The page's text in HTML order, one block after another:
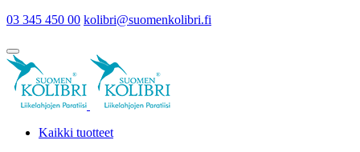
03 345 450 00 kolibri@suomenkolibri.fi
Kaikki tuotteet